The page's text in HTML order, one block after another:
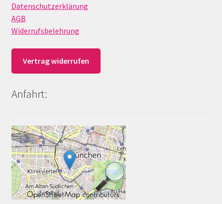
Datenschutzerklärung
AGB
Widerrufsbelehrung
Vertrag widerrufen
Anfahrt: